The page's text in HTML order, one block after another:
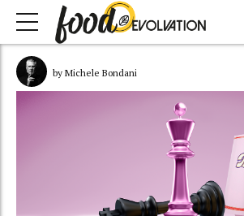
by Michele Bondani